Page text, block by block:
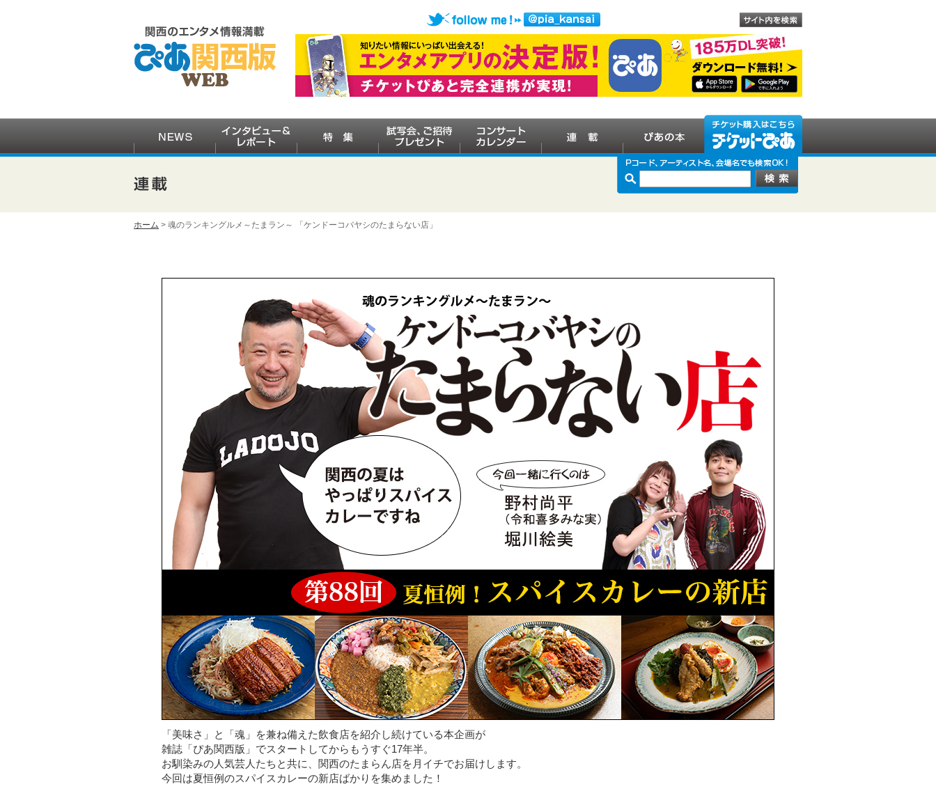
ホーム > 魂のランキングルメ～たまラン～ 「ケンドーコバヤシのたまらない店」
「美味さ」と「魂」を兼ね備えた飲食店を紹介し続けている本企画が
雑誌「ぴあ関西版」でスタートしてからもうすぐ17年半。
お馴染みの人気芸人たちと共に、関西のたまらん店を月イチでお届けします。
今回は夏恒例のスパイスカレーの新店ばかりを集めました！